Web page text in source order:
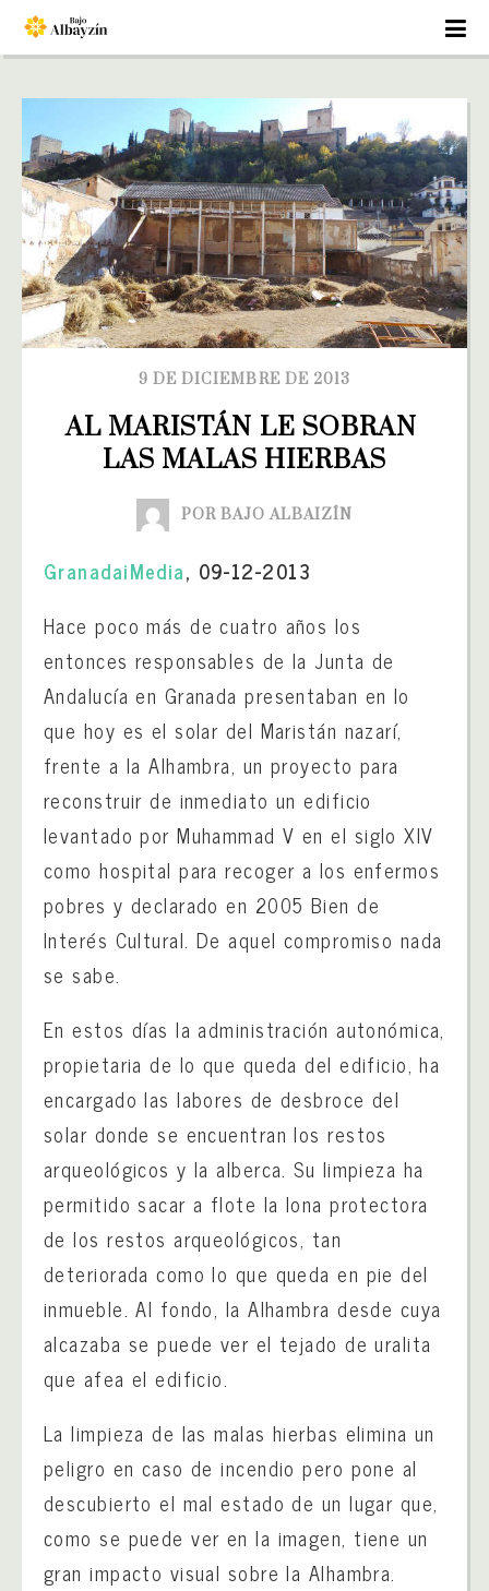
9 DE DICIEMBRE DE 2013
AL MARISTÁN LE SOBRAN
LAS MALAS HIERBAS
POR BAJO ALBAIZÍN
GranadaiMedia, 09-12-2013
Hace poco más de cuatro años los
entonces responsables de la Junta de
Andalucía en Granada presentaban en lo
que hoy es el solar del Maristán nazarí,
frente a la Alhambra, un proyecto para
reconstruir de inmediato un edificio
levantado por Muhammad V en el siglo XIV
como hospital para recoger a los enfermos
pobres y declarado en 2005 Bien de
Interés Cultural. De aquel compromiso nada
se sabe.
En estos días la administración autonómica,
propietaria de lo que queda del edificio, ha
encargado las labores de desbroce del
solar donde se encuentran los restos
arqueológicos y la alberca. Su limpieza ha
permitido sacar a flote la lona protectora
de los restos arqueológicos, tan
deteriorada como lo que queda en pie del
inmueble. Al fondo, la Alhambra desde cuya
alcazaba se puede ver el tejado de uralita
que afea el edificio.
La limpieza de las malas hierbas elimina un
peligro en caso de incendio pero pone al
descubierto el mal estado de un lugar que,
como se puede ver en la imagen, tiene un
gran impacto visual sobre la Alhambra.